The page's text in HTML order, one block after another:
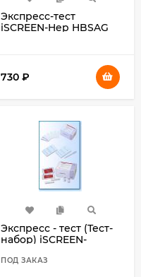
Экспресс-тест
iSCREEN-Hep HBSAG
сыворотке, плазме и
цельной крови
730 ₽
Экспресс - тест (Тест-
набор) iSCREEN-
выявления антител к
ПОД ЗАКАЗ